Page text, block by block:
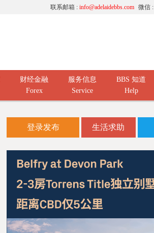
微信 :
联系邮箱 : info@adelaidebbs.com
财经金融
Forex
服务信息
Service
BBS 知道
Help
登录发布 生活求助